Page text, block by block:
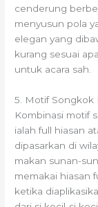
cenderung
menyusun pola
elegan yang
kurang sesuai
untuk acara sah.
5. Motif Songkok
Kombinasi motif
ialah full hiasan
dipasarkan di
makan sunan-
memakai hiasan
ketika